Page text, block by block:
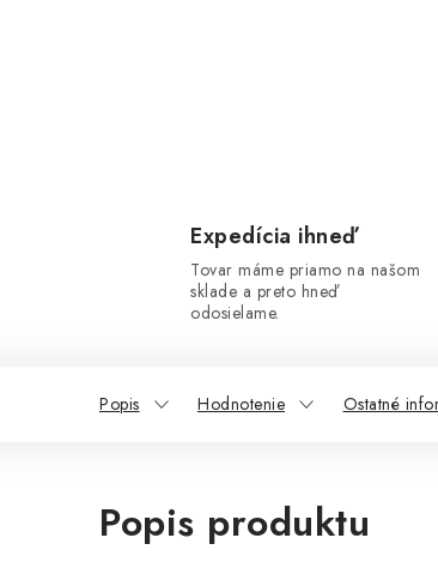
Expedícia ihneď
Tovar máme priamo na našom
sklade a preto hneď
odosielame.
Popis Hodnotenie Ostatné
Popis produktu